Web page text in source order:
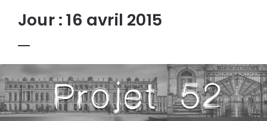
Jour :16 avril 2015